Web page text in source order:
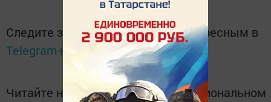
Следите за самым важным и интересным в
Telegram-канале
Татмедиа
Читайте новости Татарстана в национальном